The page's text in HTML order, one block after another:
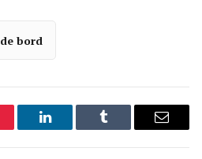
bord
LinkedIn Tumblr Courriel